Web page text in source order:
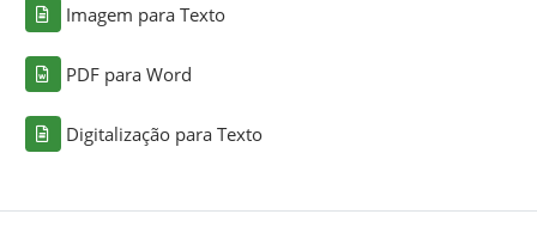
Imagem para Texto
PDF para Word
Digitalização para Texto